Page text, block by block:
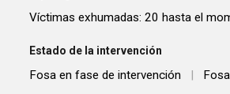
Víctimas exhumadas: 20 hasta el
Estado de la intervención
Fosa en fase de intervención |